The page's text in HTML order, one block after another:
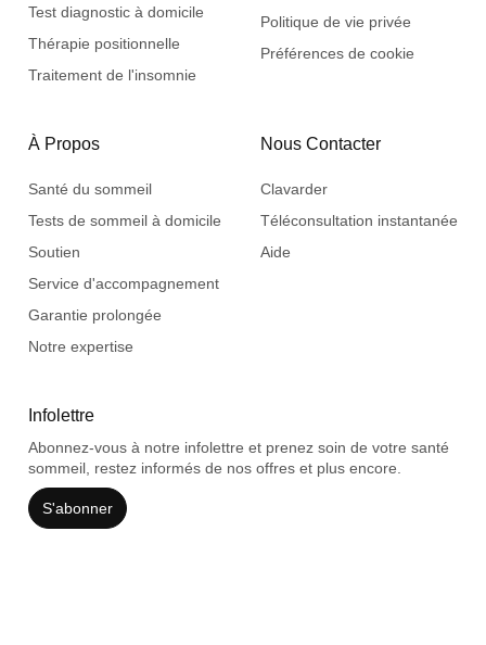
Test diagnostic à domicile
Thérapie positionnelle
Traitement de l'insomnie
Politique de vie privée
Préférences de cookie
À Propos
Santé du sommeil
Tests de sommeil à domicile
Soutien
Service d'accompagnement
Garantie prolongée
Notre expertise
Nous Contacter
Clavarder
Téléconsultation instantanée
Aide
Infolettre
Abonnez-vous à notre infolettre et prenez soin de votre santé
sommeil, restez informés de nos offres et plus encore.
S'abonner